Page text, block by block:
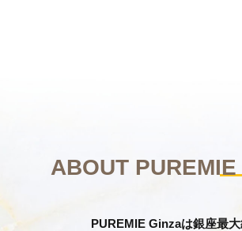
ABOUT
PUREMIE Ginzaは銀座最